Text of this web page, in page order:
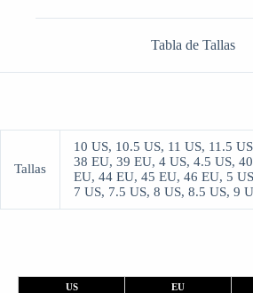
Tabla de Tallas
Tallas
10 US, 10.5 US, 11 US, 11.5
38 EU, 39 EU, 4 US, 4.5 US,
EU, 44 EU, 45 EU, 46 EU, 5
7 US, 7.5 US, 8 US, 8.5 US, 9
US EU